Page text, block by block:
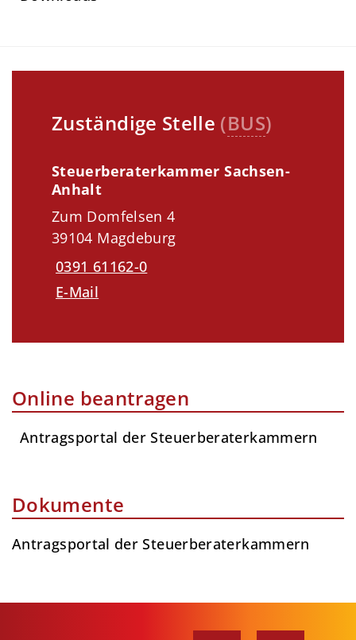
Zuständige Stelle (BUS)
Steuerberaterkammer Sachsen-
Anhalt
Zum Domfelsen 4
39104 Magdeburg
0391 61162-0
E-Mail
Online beantragen
Antragsportal der Steuerberaterkammern
Dokumente
Antragsportal der Steuerberaterkammern